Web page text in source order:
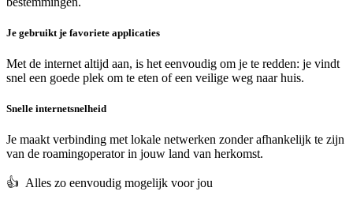
Je gebruikt je favoriete applicaties
Met de internet altijd aan, is het eenvoudig om je te redden: je vindt
snel een goede plek om te eten of een veilige weg naar huis.
Snelle internetsnelheid
Je maakt verbinding met lokale netwerken zonder afhankelijk te zijn
van de roamingoperator in jouw land van herkomst.
👍️ Alles zo eenvoudig mogelijk voor jou